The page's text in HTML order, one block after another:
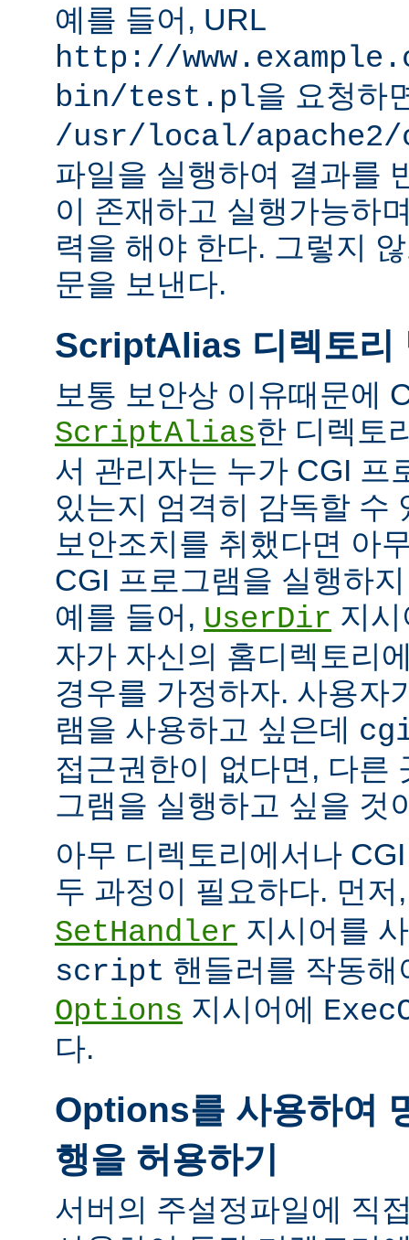
예를 들어, URL
http://
bin/test.pl을 요청하
/usr/local/
파일을 실행하여 결과를
이 존재하고 실행가능하
력을 해야 한다. 그렇지
문을 보낸다.
ScriptAlias 디렉토리
보통 보안상 이유때문에
ScriptAlias한 디렉토
서 관리자는 누가 CGI 프
있는지 엄격히 감독할 수
보안조치를 취했다면 아
CGI 프로그램을 실행하
예를 들어, UserDir 지
자가 자신의 홈디렉토리
경우를 가정하자. 사용자
램을 사용하고 싶은데
접근권한이 없다면, 다른
그램을 실행하고 싶을 것
아무 디렉토리에서나
두 과정이 필요하다. 먼
SetHandler 지시어를
script 핸들러를 작동
Options 지시어에
다.
Options를 사용하여
행을 허용하기
서버의 주설정파일에 직